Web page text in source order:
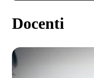
Docenti